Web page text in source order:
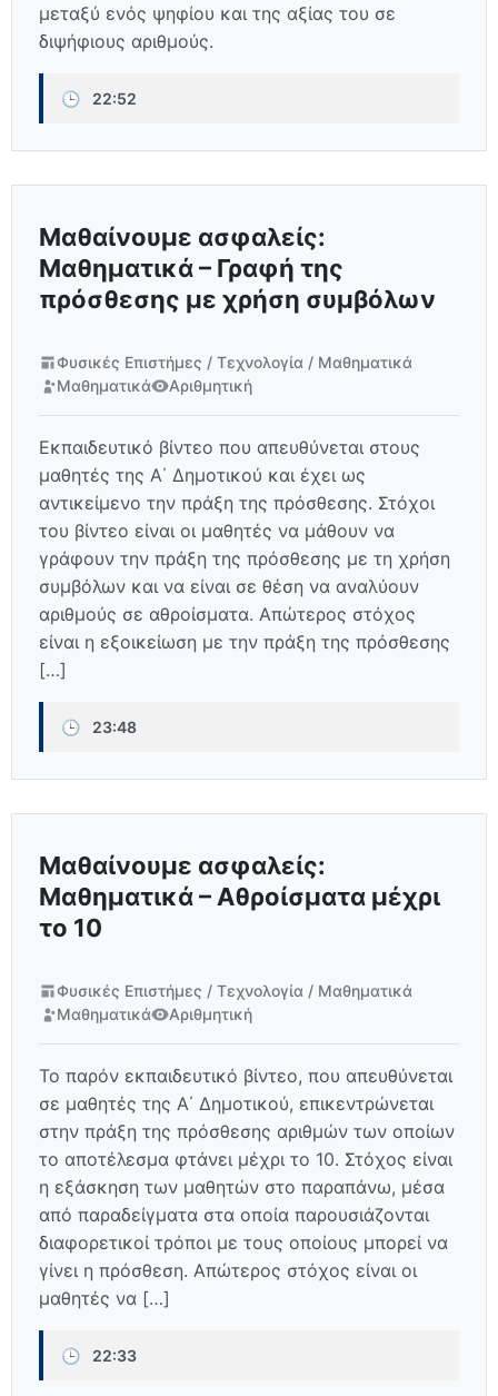
μεταξύ ενός ψηφίου και της αξίας του σε
διψήφιους αριθμούς.
🕒 22:52
Μαθαίνουμε ασφαλείς:
Μαθηματικά – Γραφή της
πρόσθεσης με χρήση συμβόλων
Φυσικές Επιστήμες / Τεχνολογία / Μαθηματικά
Μαθηματικά
Αριθμητική
Εκπαιδευτικό βίντεο που απευθύνεται στους
μαθητές της Α΄ Δημοτικού και έχει ως
αντικείμενο την πράξη της πρόσθεσης. Στόχοι
του βίντεο είναι οι μαθητές να μάθουν να
γράφουν την πράξη της πρόσθεσης με τη χρήση
συμβόλων και να είναι σε θέση να αναλύουν
αριθμούς σε αθροίσματα. Απώτερος στόχος
είναι η εξοικείωση με την πράξη της πρόσθεσης
[…]
🕒 23:48
Μαθαίνουμε ασφαλείς:
Μαθηματικά – Αθροίσματα μέχρι
το 10
Φυσικές Επιστήμες / Τεχνολογία / Μαθηματικά
Μαθηματικά
Αριθμητική
Το παρόν εκπαιδευτικό βίντεο, που απευθύνεται
σε μαθητές της Α΄ Δημοτικού, επικεντρώνεται
στην πράξη της πρόσθεσης αριθμών των οποίων
το αποτέλεσμα φτάνει μέχρι το 10. Στόχος είναι
η εξάσκηση των μαθητών στο παραπάνω, μέσα
από παραδείγματα στα οποία παρουσιάζονται
διαφορετικοί τρόποι με τους οποίους μπορεί να
γίνει η πρόσθεση. Απώτερος στόχος είναι οι
μαθητές να […]
🕒 22:33